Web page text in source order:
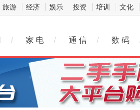
旅游 经济 娱乐 投资 培训 文化
/ 家 电 / 通 信 / 数 码